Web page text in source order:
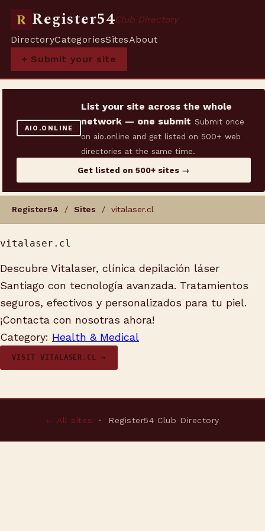
R Register54Club Directory
DirectoryCategoriesSitesAbout
+ Submit your site
AIO.ONLINE
List your site across the whole
network — one submit Submit once
on aio.online and get listed on 500+ web
directories at the same time.
Get listed on 500+ sites →
Register54 / Sites / vitalaser.cl
vitalaser.cl
Descubre Vitalaser, clínica depilación láser
Santiago con tecnología avanzada. Tratamientos
seguros, efectivos y personalizados para tu piel.
¡Contacta con nosotras ahora!
Category: Health & Medical
VISIT VITALASER.CL →
← All sites · Register54 Club Directory